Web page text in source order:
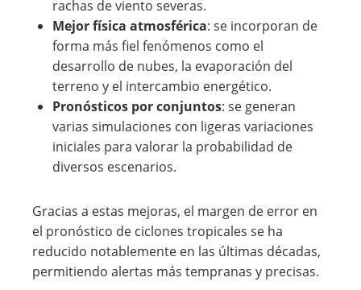
rachas de viento severas.
Mejor física atmosférica: se incorporan de
forma más fiel fenómenos como el
desarrollo de nubes, la evaporación del
terreno y el intercambio energético.
Pronósticos por conjuntos: se generan
varias simulaciones con ligeras variaciones
iniciales para valorar la probabilidad de
diversos escenarios.
Gracias a estas mejoras, el margen de error en
el pronóstico de ciclones tropicales se ha
reducido notablemente en las últimas décadas,
permitiendo alertas más tempranas y precisas.